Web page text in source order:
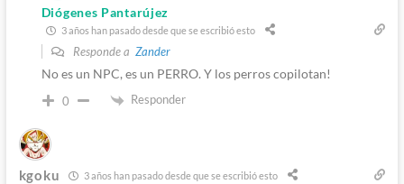
Diógenes Pantarújez
3 años han pasado desde que se escribió esto
Responde a Zander
No es un NPC, es un PERRO. Y los perros copilotan!
0 Responder
kgoku 3 años han pasado desde que se escribió esto